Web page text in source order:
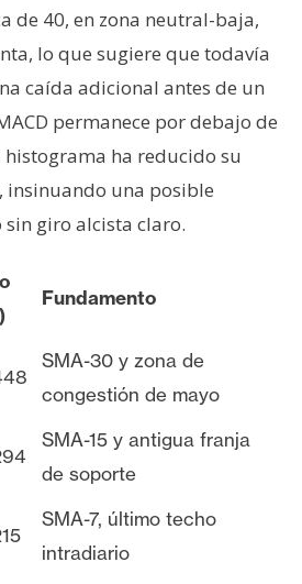
de 40, en zona neutral-baja,
lo que sugiere que todavía
caída adicional antes de un
permanece por debajo de
histograma ha reducido su
insinuando una posible
giro alcista claro.
Fundamento
SMA-30 y zona de
congestión de mayo
SMA-15 y antigua franja
de soporte
SMA-7, último techo
intradiario